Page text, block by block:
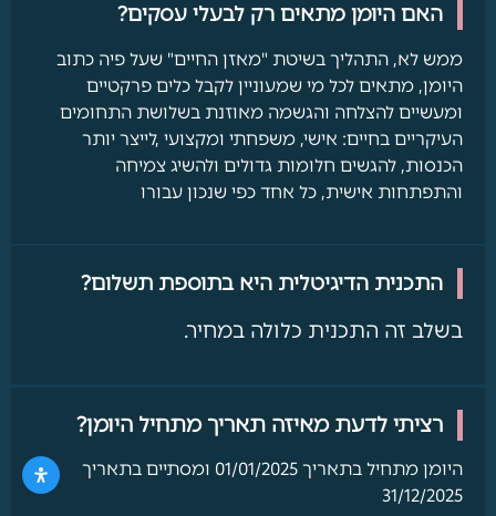
האם היומן מתאים רק לבעלי עסקים?
ממש לא, התהליך בשיטת "מאזן החיים" שעל פיה כתוב
היומן, מתאים לכל מי שמעוניין לקבל כלים פרקטיים
ומעשיים להצלחה והגשמה מאוזנת בשלושת התחומים
העיקריים בחיים: אישי, משפחתי ומקצועי ,לייצר יותר
הכנסות, להגשים חלומות גדולים ולהשיג צמיחה
והתפתחות אישית, כל אחד כפי שנכון עבורו
התכנית הדיגיטלית היא בתוספת תשלום?
בשלב זה התכנית כלולה במחיר.
רציתי לדעת מאיזה תאריך מתחיל היומן?
היומן מתחיל בתאריך 01/01/2025 ומסתיים בתאריך
31/12/2025